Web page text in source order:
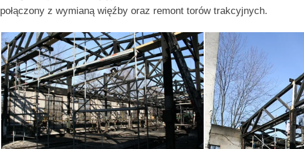
połączony z wymianą więźby oraz remont torów trakcyjnych.